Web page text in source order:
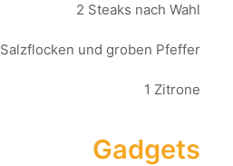
2 Steaks nach Wahl
Salzflocken und groben Pfeffer
1 Zitrone
Gadgets